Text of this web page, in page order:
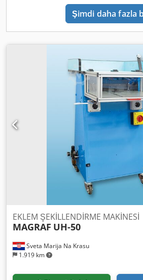
Şimdi daha fazla
Sveta Marija Na Krasu
1.919 km
EKLEM ŞEKİLLENDİRME MAKİNESİ
MAGRAF UH-50